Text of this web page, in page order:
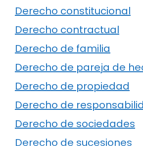
Derecho constitucional
Derecho contractual
Derecho de familia
Derecho de pareja de
Derecho de propiedad
Derecho de
Derecho de sociedades
Derecho de sucesiones